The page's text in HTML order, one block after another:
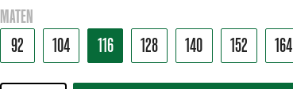
MATEN
92 104 116 128 140 152 164